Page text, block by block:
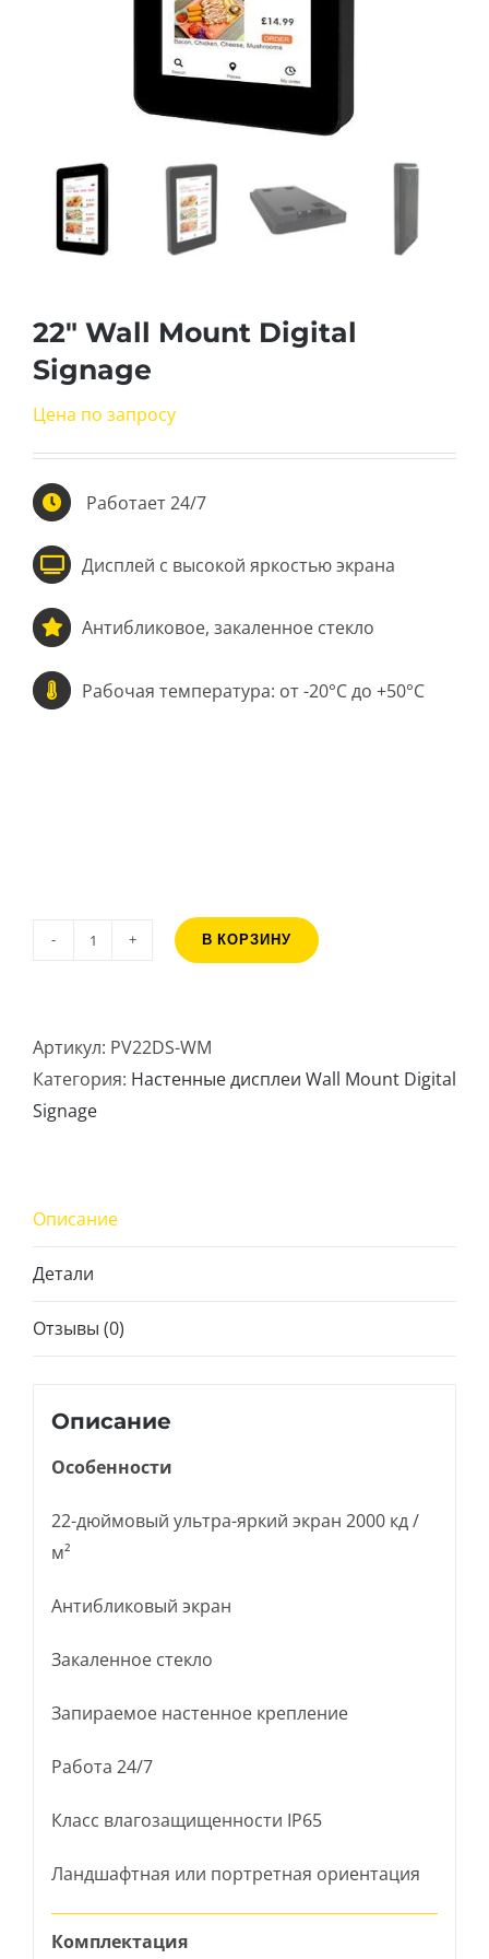
22″ Wall Mount Digital
Signage
Цена по запросу
Работает 24/7
Дисплей с высокой яркостью экрана
Антибликовое, закаленное стекло
Рабочая температура: от -20°C до +50°C
Количество
Wall
Mount
Digital
В КОРЗИНУ
Артикул: PV22DS-WM
Категория: Настенные дисплеи Wall Mount Digital
Signage
Описание
Детали
Отзывы (0)
Описание
Особенности
22-дюймовый ультра-яркий экран 2000 кд /
м²
Антибликовый экран
Закаленное стекло
Запираемое настенное крепление
Работа 24/7
Класс влагозащищенности IP65
Ландшафтная или портретная ориентация
Комплектация